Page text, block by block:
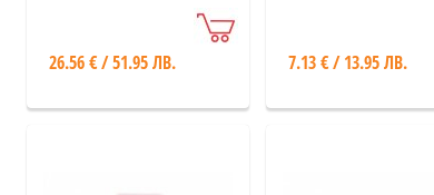
26.56 € / 51.95 ЛВ.
7.13 € / 13.95 ЛВ.